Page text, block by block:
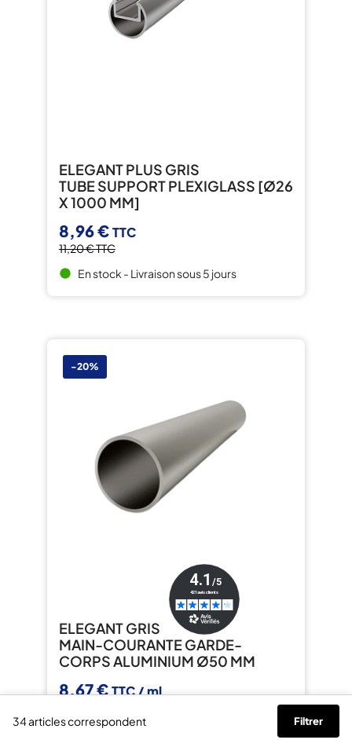
34 articles correspondent Filtrer
ELEGANT PLUS GRIS
TUBE SUPPORT PLEXIGLASS [Ø26
X 1000 MM]
8,96 €TTC
11,20 €TTC
brightness_1 En stock - Livraison sous 5 jours
-20%
ELEGANT GRIS
MAIN-COURANTE GARDE-
CORPS ALUMINIUM Ø50 MM
8,67 €TTC / ml
En stock - Livraison sous 5 jours